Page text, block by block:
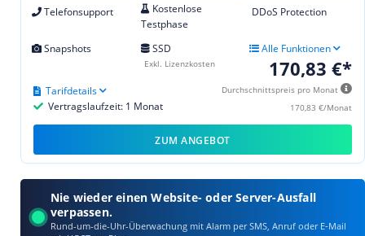
Telefonsupport
Kostenlose
Testphase
DDoS Protection
Snapshots SSD Alle Funktionen
170,83 €*
Durchschnittspreis pro Monat
170,83 €/Monat
Vertragslaufzeit: 1 Monat
Tarifdetails
Exkl. Lizenzkosten
ZUM ANGEBOT
Nie wieder einen Website- oder Server-Ausfall
verpassen.
Rund-um-die-Uhr-Überwachung mit Alarm per SMS, Anruf oder E‑Mail